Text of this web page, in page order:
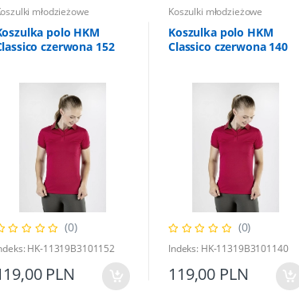
młodzieżowe
polo HKM
czerwona 152
(0)
HK-11319B3101152
PLN
Koszulki młodzieżowe
Koszulka polo HKM
Classico czerwona 140
(0)
Indeks: HK-11319B3101140
119,00 PLN